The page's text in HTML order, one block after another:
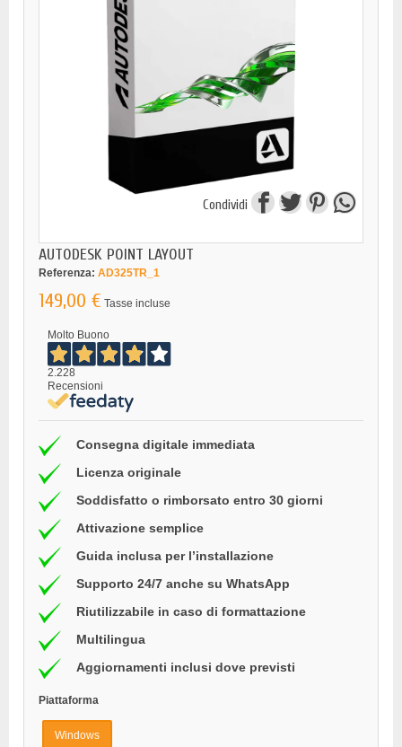
Condividi
AUTODESK POINT LAYOUT
Referenza: AD325TR_1
149,00 € Tasse incluse
Molto Buono
2.228
Recensioni
Consegna digitale immediata
Licenza originale
Soddisfatto o rimborsato entro 30 giorni
Attivazione semplice
Guida inclusa per l’installazione
Supporto 24/7 anche su WhatsApp
Riutilizzabile in caso di formattazione
Multilingua
Aggiornamenti inclusi dove previsti
Piattaforma
Windows